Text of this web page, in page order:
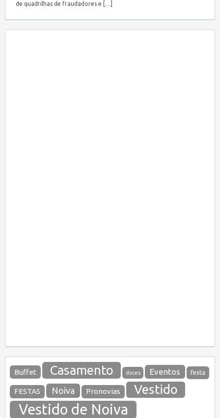
de quadrilhas de fraudadores e […]
Buffet Casamento doces Eventos festa
FESTAS Noiva Pronovias Vestido
Vestido de Noiva